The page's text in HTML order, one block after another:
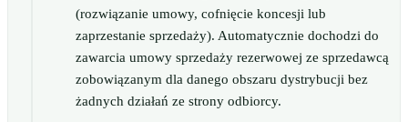
(rozwiązanie umowy, cofnięcie koncesji lub
zaprzestanie sprzedaży). Automatycznie dochodzi do
zawarcia umowy sprzedaży rezerwowej ze sprzedawcą
zobowiązanym dla danego obszaru dystrybucji bez
żadnych działań ze strony odbiorcy.